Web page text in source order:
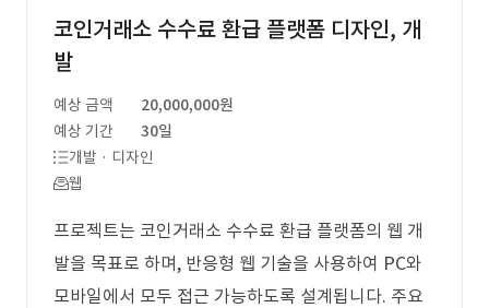
코인거래소 수수료 환급 플랫폼 디자인, 개
발
예상 금액
20,000,000원
예상 기간
30일
개발 · 디자인
웹
프로젝트는 코인거래소 수수료 환급 플랫폼의 웹 개
발을 목표로 하며, 반응형 웹 기술을 사용하여 PC와
모바일에서 모두 접근 가능하도록 설계됩니다. 주요